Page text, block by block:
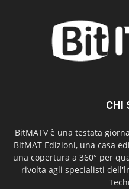
CHI
BitMATV è una testata
BitMAT Edizioni, una casa
una copertura a 360° per
rivolta agli specialisti